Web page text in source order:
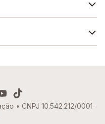
• CNPJ 10.542.212/0001-